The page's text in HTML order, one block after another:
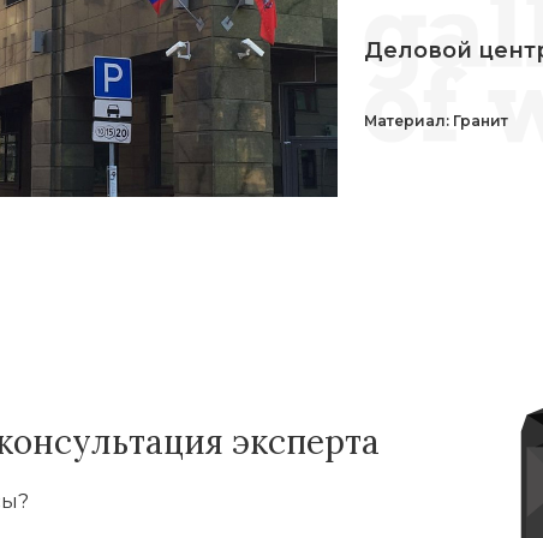
Деловой
Материал: Гранит
эксперта